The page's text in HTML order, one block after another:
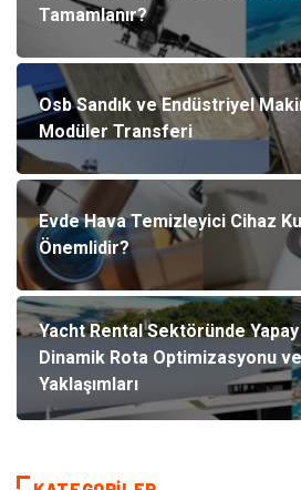
Tamamlanır?
Osb Sandık ve Endüstriyel
Modüler Transferi
Evde Hava Temizleyici Cihaz
Önemlidir?
Yacht Rental Sektöründe
Dinamik Rota Optimizasyonu
Yaklaşımları